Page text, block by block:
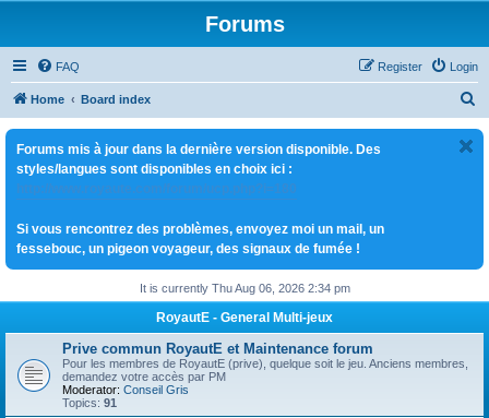
Forums
FAQ Login
Register
Home Board index
Forums mis à jour dans la dernière version disponible. Des
styles/langues sont disponibles en choix ici :
http://www.royaute.com/forum/ucp.php?i=180
Si vous rencontrez des problèmes, envoyez moi un mail, un
fessebouc, un pigeon voyageur, des signaux de fumée !
It is currently Thu Aug 06, 2026 2:34 pm
RoyautE - General Multi-jeux
Prive commun RoyautE et Maintenance forum
Pour les membres de RoyautE (prive), quelque soit le jeu. Anciens membres,
demandez votre accès par PM
Moderator: Conseil Gris
Topics: 91